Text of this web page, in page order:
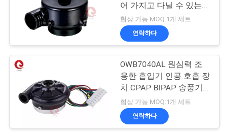
어 가지고 다닐 수 있는
폭등 선풍기 카파 송풍기
협상 가능 MOQ:1개 세트
연락하다
OWB7040AL 원심력 조
용한 흡입기 인공 호흡 장
치 CPAP BIPAP 송풍기
12V 24VDC
협상 가능 MOQ:1개 세트
연락하다